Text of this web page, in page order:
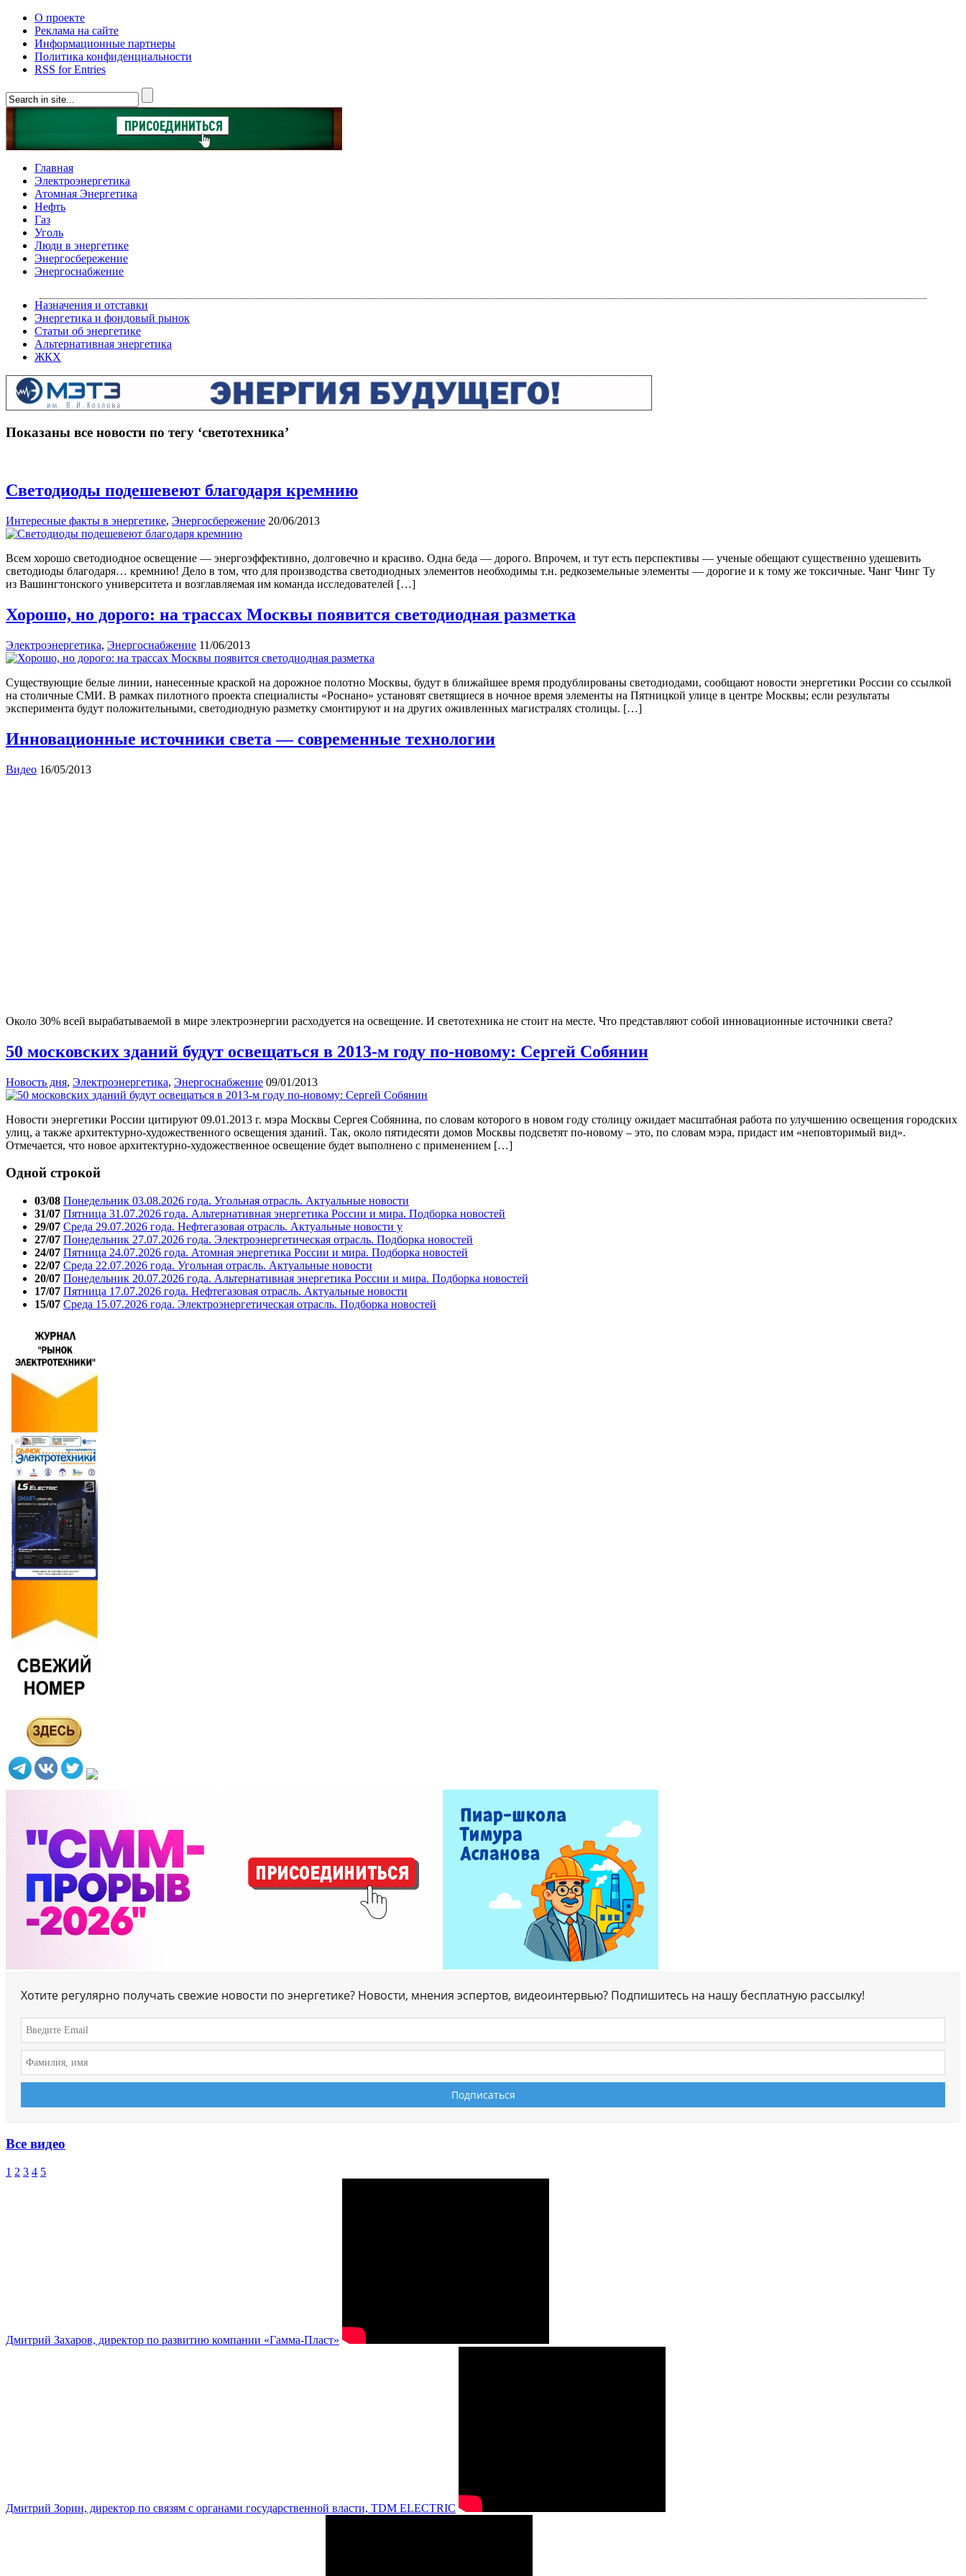
О проекте
Реклама на сайте
Информационные партнеры
Политика конфиденциальности
RSS for Entries
Главная
Электроэнергетика
Атомная Энергетика
Нефть
Газ
Уголь
Люди в энергетике
Энергосбережение
Энергоснабжение
Назначения и отставки
Энергетика и фондовый рынок
Статьи об энергетике
Альтернативная энергетика
ЖКХ
Показаны все новости по тегу ‘светотехника’
Светодиоды подешевеют благодаря кремнию
Интересные факты в энергетике, Энергосбережение 20/06/2013
Всем хорошо светодиодное освещение — энергоэффективно, долговечно и красиво. Одна беда — дорого. Впрочем, и тут есть перспективы — ученые обещают существенно удешевить
светодиоды благодаря… кремнию! Дело в том, что для производства светодиодных элементов необходимы т.н. редкоземельные элементы — дорогие и к тому же токсичные. Чанг Чинг Ту
из Вашингтонского университета и возглавляемая им команда исследователей […]
Хорошо, но дорого: на трассах Москвы появится светодиодная разметка
Электроэнергетика, Энергоснабжение 11/06/2013
Существующие белые линии, нанесенные краской на дорожное полотно Москвы, будут в ближайшее время продублированы светодиодами, сообщают новости энергетики России со ссылкой
на столичные СМИ. В рамках пилотного проекта специалисты «Роснано» установят светящиеся в ночное время элементы на Пятницкой улице в центре Москвы; если результаты
эксперимента будут положительными, светодиодную разметку смонтируют и на других оживленных магистралях столицы. […]
Инновационные источники света — современные технологии
Видео 16/05/2013
Около 30% всей вырабатываемой в мире электроэнергии расходуется на освещение. И светотехника не стоит на месте. Что представляют собой инновационные источники света?
50 московских зданий будут освещаться в 2013-м году по-новому: Сергей Собянин
Новость дня, Электроэнергетика, Энергоснабжение 09/01/2013
Новости энергетики России цитируют 09.01.2013 г. мэра Москвы Сергея Собянина, по словам которого в новом году столицу ожидает масштабная работа по улучшению освещения городских
улиц, а также архитектурно-художественного освещения зданий. Так, около пятидесяти домов Москвы подсветят по-новому – это, по словам мэра, придаст им «неповторимый вид».
Отмечается, что новое архитектурно-художественное освещение будет выполнено с применением […]
Одной строкой
03/08 Понедельник 03.08.2026 года. Угольная отрасль. Актуальные новости
31/07 Пятница 31.07.2026 года. Альтернативная энергетика России и мира. Подборка новостей
29/07 Среда 29.07.2026 года. Нефтегазовая отрасль. Актуальные новости у
27/07 Понедельник 27.07.2026 года. Электроэнергетическая отрасль. Подборка новостей
24/07 Пятница 24.07.2026 года. Атомная энергетика России и мира. Подборка новостей
22/07 Среда 22.07.2026 года. Угольная отрасль. Актуальные новости
20/07 Понедельник 20.07.2026 года. Альтернативная энергетика России и мира. Подборка новостей
17/07 Пятница 17.07.2026 года. Нефтегазовая отрасль. Актуальные новости
15/07 Среда 15.07.2026 года. Электроэнергетическая отрасль. Подборка новостей
Хотите регулярно получать свежие новости по энергетике? Новости, мнения эспертов, видеоинтервью? Подпишитесь на нашу бесплатную рассылку!
Все видео
1 2 3 4 5
Дмитрий Захаров, директор по развитию компании «Гамма-Пласт»
Дмитрий Зорин, директор по связям с органами государственной власти, TDM ELECTRIC